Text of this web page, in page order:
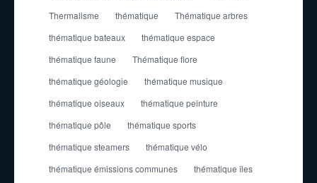
Thermalisme
thématique
Thématique arbres
thématique bateaux
thématique espace
thématique faune
Thématique flore
thématique géologie
thématique musique
thématique oiseaux
thématique peinture
thématique pôle
thématique sports
thématique steamers
thématique vélo
thématique émissions communes
thématique îles